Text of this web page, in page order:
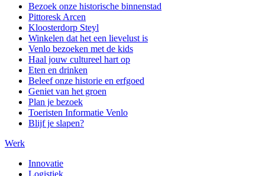
Bezoek onze historische binnenstad
Pittoresk Arcen
Kloosterdorp Steyl
Winkelen dat het een lievelust is
Venlo bezoeken met de kids
Haal jouw cultureel hart op
Eten en drinken
Beleef onze historie en erfgoed
Geniet van het groen
Plan je bezoek
Toeristen Informatie Venlo
Blijf je slapen?
Werk
Innovatie
Logistiek